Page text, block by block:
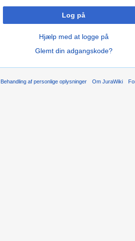
Log på
Hjælp med at logge på
Glemt din adgangskode?
Behandling af personlige oplysninger Om JuraWiki